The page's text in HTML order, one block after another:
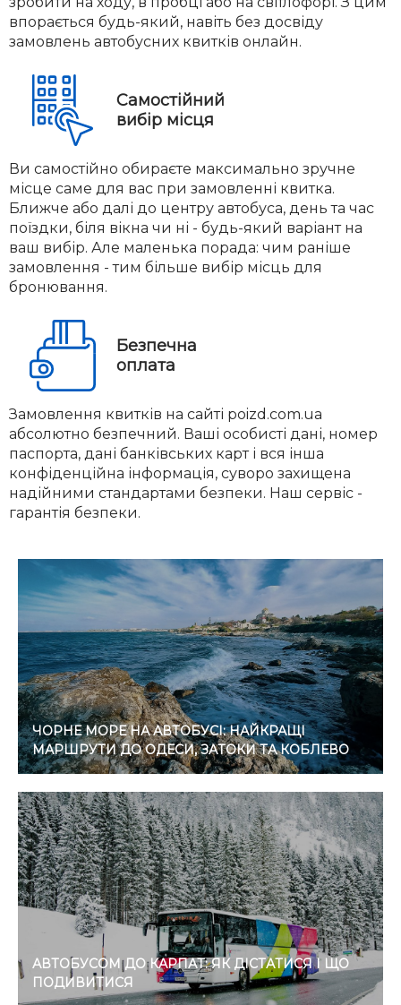
впорається будь-який, навіть без досвіду
замовлень автобусних квитків онлайн.
Самостійний
вибір місця
Ви самостійно обираєте максимально зручне
місце саме для вас при замовленні квитка.
Ближче або далі до центру автобуса, день та час
поїздки, біля вікна чи ні - будь-який варіант на
ваш вибір. Але маленька порада: чим раніше
замовлення - тим більше вибір місць для
бронювання.
Безпечна
оплата
Замовлення квитків на сайті poizd.com.ua
абсолютно безпечний. Ваші особисті дані, номер
паспорта, дані банківських карт і вся інша
конфіденційна інформація, суворо захищена
надійними стандартами безпеки. Наш сервіс -
гарантія безпеки.
ЧОРНЕ МОРЕ НА АВТОБУСІ: НАЙКРАЩІ
МАРШРУТИ ДО ОДЕСИ, ЗАТОКИ ТА КОБЛЕВО
АВТОБУСОМ ДО КАРПАТ: ЯК ДІСТАТИСЯ І ЩО
ПОДИВИТИСЯ